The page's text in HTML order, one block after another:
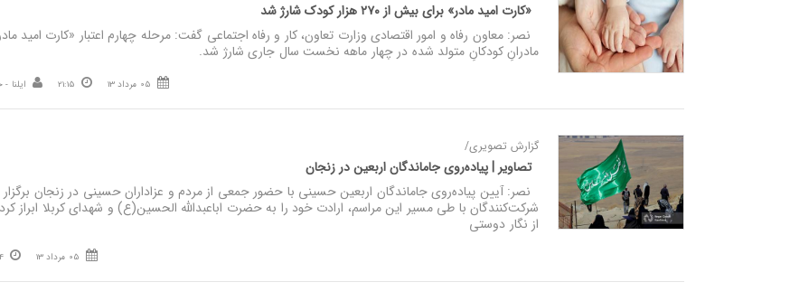
«کارت امید مادر» برای بیش از ۲۷۰ هزار کودک شارژ شد
نصر: ​معاون رفاه و امور اقتصادی وزارت تعاون، کار و رفاه اجتماعی گفت: مرحله چهارم اعتبار «کارت امید
مادرانِ کودکانِ متولد شده در چهار ماهه نخست سال جاری شارژ شد.
05 مرداد 13 21:15 ایلنا -
گزارش تصویری/
تصاویر | پیاده‌روی جاماندگان اربعین در زنجان
نصر: آیین پیاده‌روی جاماندگان اربعین حسینی با حضور جمعی از مردم و عزاداران حسینی در زنجان
شرکت‌کنندگان با طی مسیر این مراسم، ارادت خود را به حضرت اباعبدالله الحسین(ع) و شهدای کربلا ابراز
از نگار دوستی
05 مرداد 13